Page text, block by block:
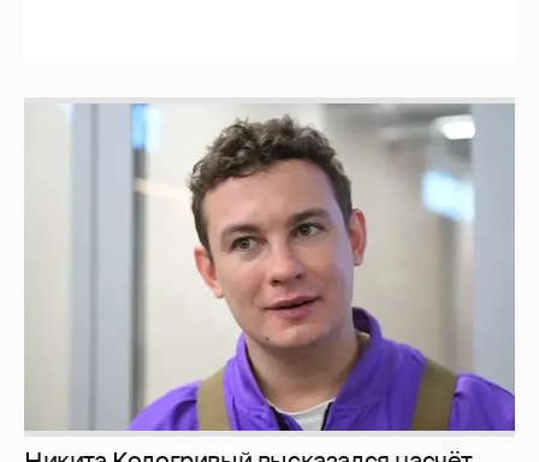
Никита Кологривый высказался насчёт